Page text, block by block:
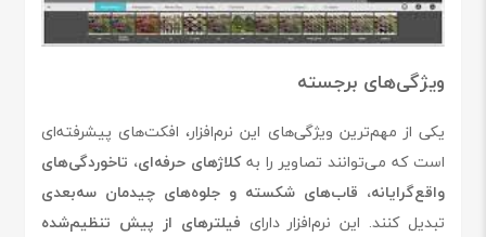
ویژگی‌های برجسته
یکی از مهم‌ترین ویژگی‌های این نرم‌افزار، افکت‌های پیشرفته‌ای
است که می‌توانند تصاویر را بهکلاژهای حرفه‌ای، تاخوردگی‌های
واقع‌گرایانه، قاب‌های شکسته و جلوه‌های چیدمان سه‌بعدی
تبدیل کنند. این نرم‌افزار دارای فیلترهای از پیش تنظیم‌شده